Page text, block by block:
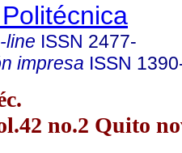
line ISSN 2477-
impresa ISSN
no.2 Quito